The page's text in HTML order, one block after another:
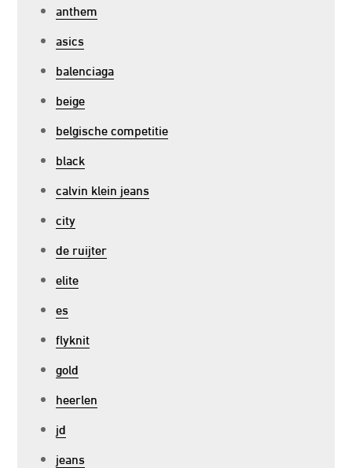
anthem
asics
balenciaga
beige
belgische competitie
black
calvin klein jeans
city
de ruijter
elite
es
flyknit
gold
heerlen
jd
jeans